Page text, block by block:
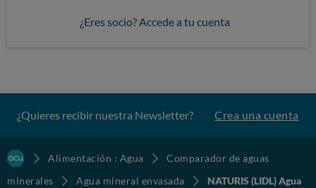
¿Eres socio? Accede a tu cuenta
¿Quieres recibir nuestra Newsletter? Crea una cuenta
Alimentación : Agua
Comparador de aguas
minerales
Agua mineral envasada
NATURIS (LIDL) Agua